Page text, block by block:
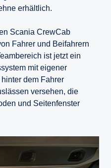
erhältlich.
Scania CrewCab
Fahrer und Beifahrern
ist jetzt ein
mit eigener
dem Fahrer
versehen, die
und Seitenfenster